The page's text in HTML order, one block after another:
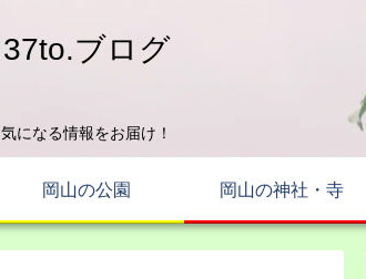
37to.ブログ
気になる情報をお届け！
岡山の公園 岡山の神社・寺